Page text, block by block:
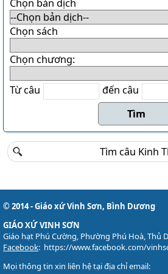
Danh sách khu Bảo Lộc
THÁNH CA
Download LỜI BÀI HÁT
Danh sách bài hát MP3
Danh sách Album
Tải về (file pdf và encore)
Lịch sử Giáo xứ
Đôi nét về Giáo xứ ...
Chọn bản dịch
Chọn sách
Chọn chương:
Từ câu đến câu
© 2014 - Giáo xứ Vinh Sơn, Bình Dương
GIÁO XỨ VINH SƠN
Giáo hạt Phú Cường, Phường Phú Hoà, Thủ
Facebook: https://www.facebook.com/
Mọi thông tin xin liên hệ tại địa chỉ email: